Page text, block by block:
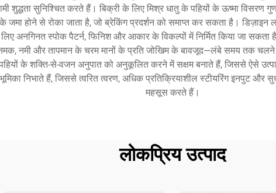
शुद्धता सुनिश्चित करते हैं। बिक्री के लिए मिश्र धातु के पहियों के ऊष्मा विसरण
होने से रोका जाता है, जो ब्रेकिंग प्रदर्शन को समाप्त कर सकता है। डिज़ाइन
स्पोक पैटर्न, फिनिश और आकार के विकल्पों में निर्मित किया जा सकता है।
नमी और तापमान के चरम मानों के प्रति जोखिम के बावजूद—लंबे समय तक
पहियों के शक्ति-से-वजन अनुपात को अनुकूलित करने में सक्षम बनाते हैं, जिससे ऐसे
निभाते हैं, जिससे त्वरित त्वरण, अधिक प्रतिक्रियाशील स्टीयरिंग इनपुट और
महसूस करते हैं।
लोकप्रिय उत्पाद